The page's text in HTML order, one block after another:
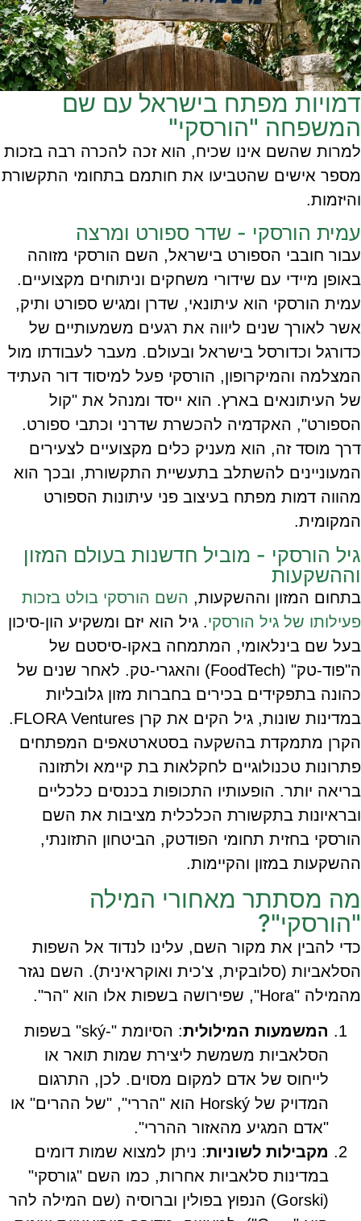
דמויות מפתח בישראל עם שם
המשפחה "הורסקי"
למרות שהשם אינו שכיח, הוא זכה להכרה רבה בזכות
מספר אישים שהטביעו את חותמם בתחומי התקשורת
והיזמות.
עמית הורסקי - שדר ספורט ומרצה
עבור חובבי הספורט בישראל, השם הורסקי מזוהה
באופן מיידי עם שידורי משחקים וניתוחים מקצועיים.
עמית הורסקי הוא עיתונאי, שדרן ומגיש ספורט ותיק,
אשר לאורך שנים ליווה את רגעים משמעותיים של
כדורגל וכדורסל בישראל ובעולם. מעבר לעבודתו מול
המצלמה והמיקרופון, הורסקי פעל למיסוד דור העתיד
של העיתונאים בארץ. הוא ייסד ומנהל את "קול
הספורט", האקדמיה להכשרת שדרני וכתבי ספורט.
דרך מוסד זה, הוא מעניק כלים מקצועיים לצעירים
המעוניינים להשתלב בתעשיית התקשורת, ובכך הוא
מהווה דמות מפתח בעיצוב פני עיתונות הספורט
המקומית.
גיל הורסקי - מוביל חדשנות בעולם המזון
וההשקעות
בתחום המזון וההשקעות, השם הורסקי בולט בזכות
פעילותו של גיל הורסקי. גיל הוא יזם ומשקיע הון-סיכון
בעל שם בינלאומי, המתמחה באקו-סיסטם של
ה"פוד-טק" (FoodTech) והאגרי-טק. לאחר שנים של
כהונה בתפקידים בכירים בחברות מזון גלובליות
במדינות שונות, גיל הקים את קרן FLORA Ventures.
הקרן מתמקדת בהשקעה בסטארטאפים המפתחים
פתרונות טכנולוגיים לחקלאות בת קיימא ולתזונה
בריאה יותר. הופעותיו התכופות בכנסים כלכליים
ובראיונות בתקשורת הכלכלית מציבות את השם
הורסקי בחזית תחומי הפודטק, הביטחון התזונתי,
ההשקעות במזון והקיימות.
מה מסתתר מאחורי המילה
"הורסקי"?
כדי להבין את מקור השם, עלינו לנדוד אל השפות
הסלאביות (סלובקית, צ'כית ואוקראינית). השם נגזר
מהמילה "Hora", שפירושה בשפות אלו הוא "הר".
המשמעות המילולית
: הסיומת "-ský" בשפות
הסלאביות משמשת ליצירת שמות תואר או
לייחוס של אדם למקום מסוים. לכן, התרגום
המדויק של Horský הוא "הררי", "של ההרים" או
"אדם המגיע מהאזור ההררי".
מקבילות לשוניות: ניתן למצוא שמות דומים
במדינות סלאביות אחרות, כמו השם "גורסקי"
(Gorski) הנפוץ בפולין וברוסיה (שם המילה להר